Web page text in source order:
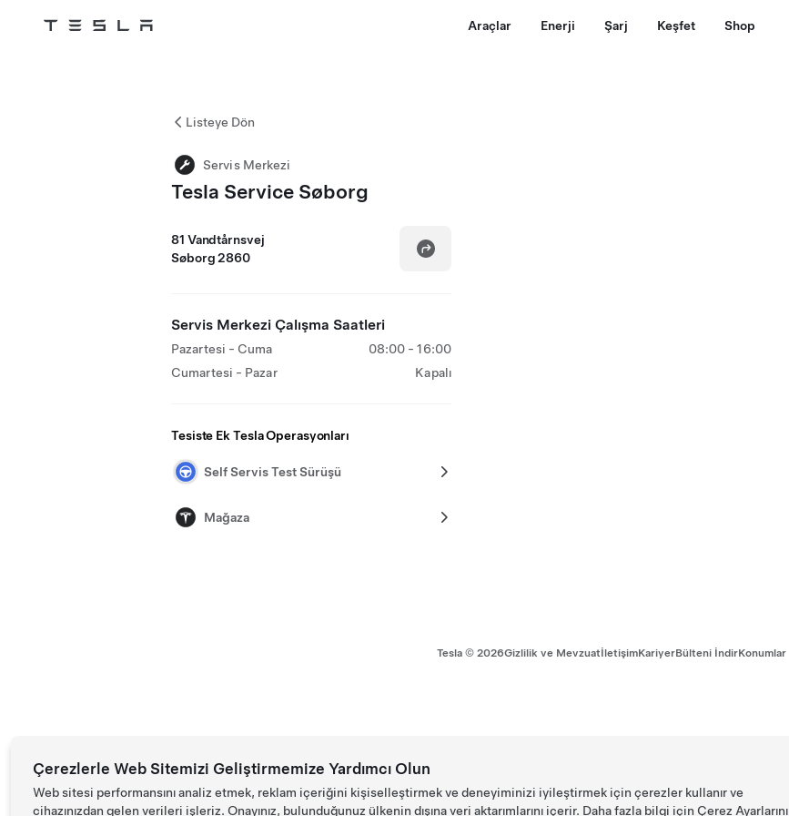
Tesla Araçlar Enerji Şarj Keşfet Shop
Listeye Dön
Servis Merkezi
Tesla Service Søborg
81 Vandtårnsvej
Søborg 2860
Servis Merkezi Çalışma Saatleri
Pazartesi - Cuma
08:00 - 16:00
Cumartesi - Pazar
Kapalı
Tesiste Ek Tesla Operasyonları
Self Servis Test Sürüşü
Mağaza
Tesla © 2026Gizlilik ve MevzuatİletişimKariyerBülteni İndirKonumlar
Çerezlerle Web Sitemizi Geliştirmemize Yardımcı Olun
Web sitesi performansını analiz etmek, reklam içeriğini kişiselleştirmek ve deneyiminizi iyileştirmek için çerezler kullanır ve
cihazınızdan gelen verileri işleriz. Onayınız, bulunduğunuz ülkenin dışına veri aktarımlarını içerir. Daha fazla bilgi için Çerez Ayarlarını